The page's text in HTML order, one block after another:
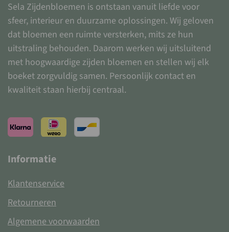
Sela Zijdenbloemen is ontstaan vanuit liefde voor
sfeer, interieur en duurzame oplossingen. Wij geloven
dat bloemen een ruimte versterken, mits ze hun
uitstraling behouden. Daarom werken wij uitsluitend
met hoogwaardige zijden bloemen en stellen wij elk
boeket zorgvuldig samen. Persoonlijk contact en
kwaliteit staan hierbij centraal.
Informatie
Klantenservice
Retourneren
Algemene voorwaarden